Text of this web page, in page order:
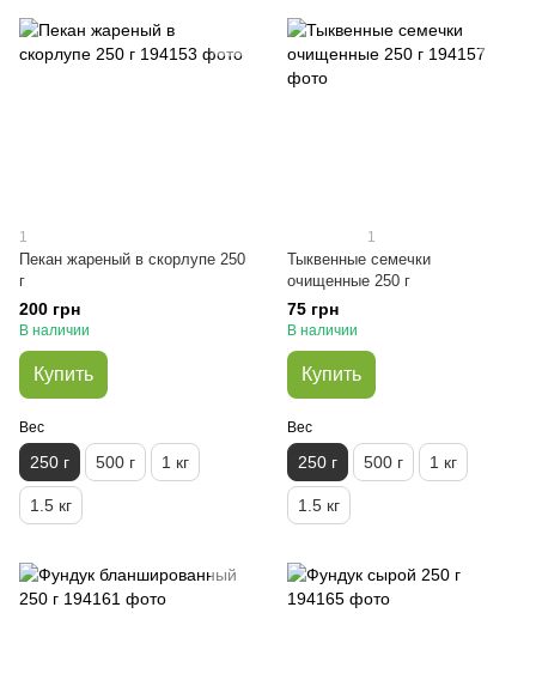
1
Пекан жареный в скорлупе 250
г
200 грн
В наличии
Купить
Вес
250 г 500 г 1 кг
1.5 кг
1
Тыквенные семечки
очищенные 250 г
75 грн
В наличии
Купить
Вес
250 г 500 г 1 кг
1.5 кг